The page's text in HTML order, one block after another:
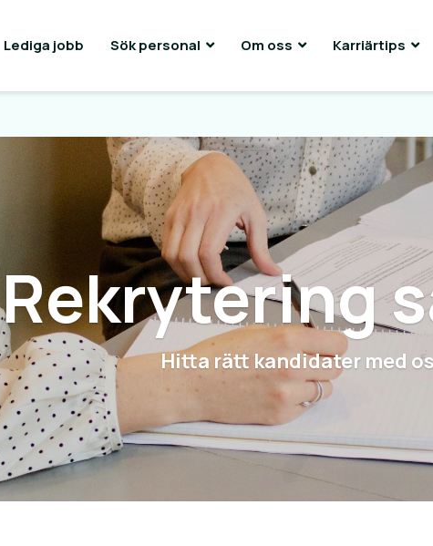
Lediga jobb Sök personal Om oss Karriärtips
Rekrytering
Hitta rätt kandidater med